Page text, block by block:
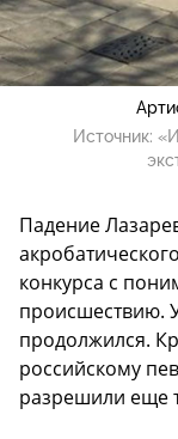
Источник:
Падение
конкурса с
происшествию.
продолжился.
российскому
разрешили еще